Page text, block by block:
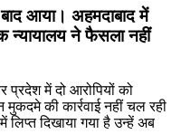
आया। अहमदाबाद में
न्यायालय ने फैसला नहीं
प्रदेश में दो आरोपियों को
की कार्रवाई नहीं चल रही
दिखाया गया है उन्हें अब